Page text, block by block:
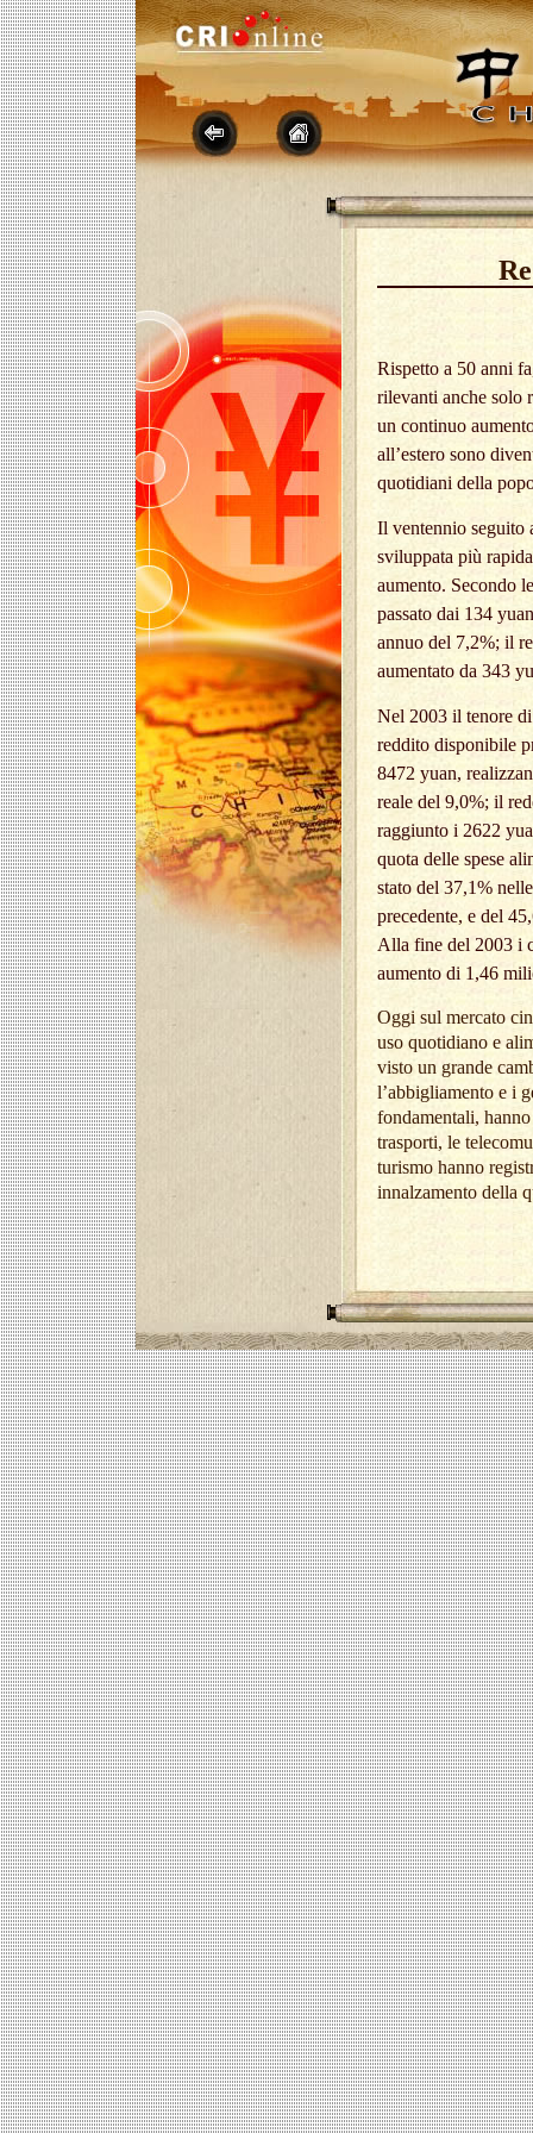
Rispetto a 50 anni
rilevanti anche solo
un continuo
all’estero sono
quotidiani della
Il ventennio seguito
sviluppata più
aumento. Secondo
passato dai 134
annuo del 7,2%; il
aumentato da 343
Nel 2003 il tenore
reddito disponibile
8472 yuan,
reale del 9,0%; il
raggiunto i 2622
quota delle spese
stato del 37,1%
precedente, e del
Alla fine del 2003 i
aumento di 1,46
Oggi sul mercato
uso quotidiano e
visto un grande
l’abbigliamento e i
fondamentali,
trasporti, le
turismo hanno
innalzamento della